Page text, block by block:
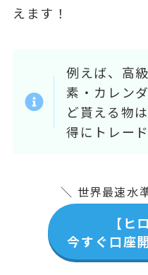
えます！
例えば、高
素・カレン
ど貰える物
得にトレー
＼ 世界最速水
【ヒ
今すぐ口座